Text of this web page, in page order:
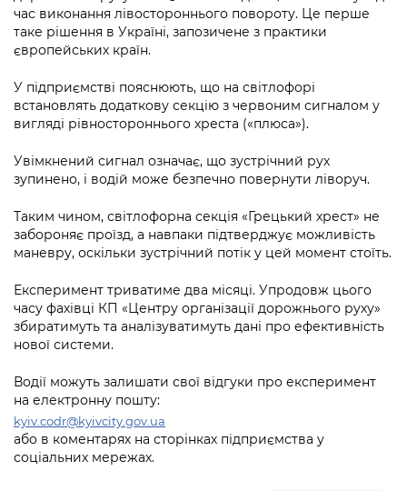
Підприємства, установи, організації
Kyiv International Relations
Річні звіти
Гендерна політика
Безбар'єрність
Портал Захисників та Захисниць
Портал послуг
Важливе під час воєнного стану
Уряд» – місцевий рівень»
Важливе під час воєнного стану
Про відкриті дані
Портал даних Києва
Публічні дашборди
час виконання лівостороннього повороту. Це перше
таке рішення в Україні, запозичене з практики
європейських країн.
У підприємстві пояснюють, що на світлофорі
встановлять додаткову секцію з червоним сигналом у
вигляді рівностороннього хреста («плюса»).
Увімкнений сигнал означає, що зустрічний рух
зупинено, і водій може безпечно повернути ліворуч.
Таким чином, світлофорна секція «Грецький хрест» не
забороняє проїзд, а навпаки підтверджує можливість
маневру, оскільки зустрічний потік у цей момент стоїть.
Експеримент триватиме два місяці. Упродовж цього
часу фахівці КП «Центру організації дорожнього руху»
збиратимуть та аналізуватимуть дані про ефективність
нової системи.
Водії можуть залишати свої відгуки про експеримент
на електронну пошту:
kyiv.codr@kyivcity.gov.ua
або в коментарях на сторінках підприємства у
соціальних мережах.